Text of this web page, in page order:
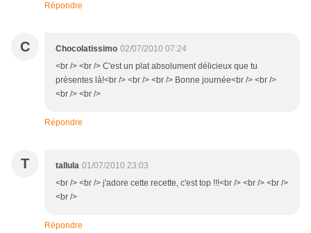
Répondre
C Chocolatissimo 02/07/2010 07:24
<br /> <br /> C'est un plat absolument délicieux que tu
présentes là!<br /> <br /> <br /> Bonne journée<br /> <br />
<br /> <br />
Répondre
T tallula 01/07/2010 23:03
<br /> <br /> j'adore cette recette, c'est top !!!<br /> <br /> <br />
<br />
Répondre